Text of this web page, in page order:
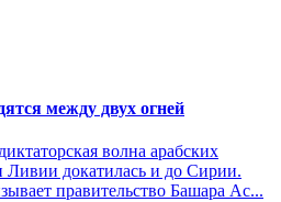
между двух огней
волна арабских
докатилась и до Сирии.
правительство Башара Ас...